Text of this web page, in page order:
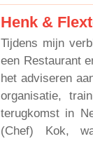
Henk &
Tijdens mijn
een Restaurant
het adviseren
organisatie,
terugkomst in
(Chef) Kok,